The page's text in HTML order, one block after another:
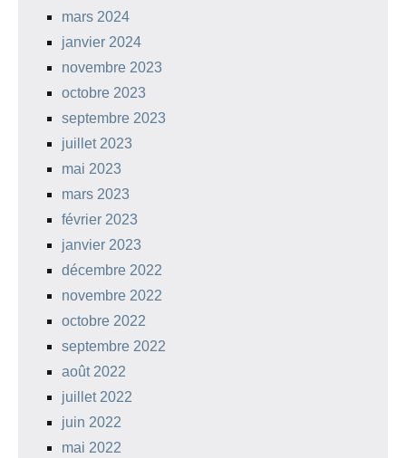
mars 2024
janvier 2024
novembre 2023
octobre 2023
septembre 2023
juillet 2023
mai 2023
mars 2023
février 2023
janvier 2023
décembre 2022
novembre 2022
octobre 2022
septembre 2022
août 2022
juillet 2022
juin 2022
mai 2022